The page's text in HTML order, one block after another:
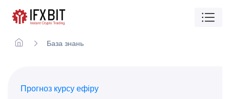
База знань
Прогноз курсу ефіру